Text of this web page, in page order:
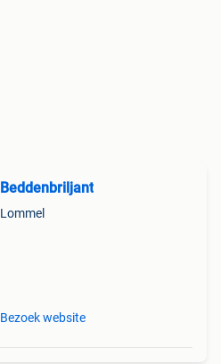
Beddenbriljant
Lommel
Bezoek website